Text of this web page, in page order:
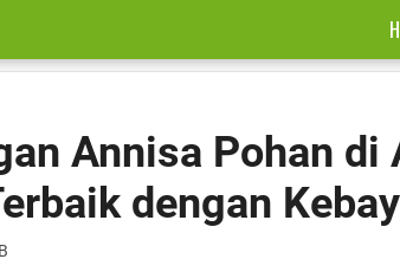
Annisa Pohan
dengan